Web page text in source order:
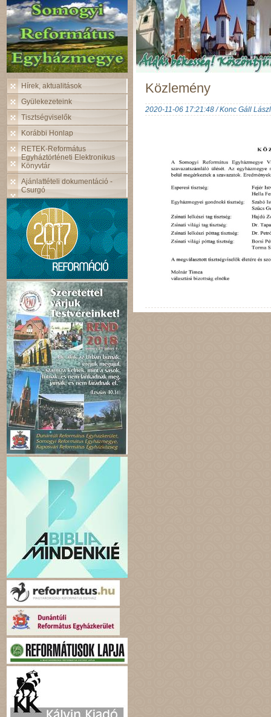
Hírek, aktualitások
Gyülekezeteink
Tisztségviselők
Korábbi Honlap
RETEK-Református
Egyháztörténeti Elektronikus
Könyvtár
Ajánlattételi dokumentáció -
Csurgó
Közlemény
2020-11-06 17:21:48 / Konc Gáll